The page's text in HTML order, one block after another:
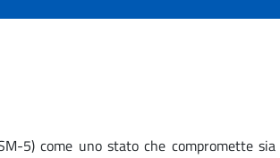
5) come uno stato che compromette